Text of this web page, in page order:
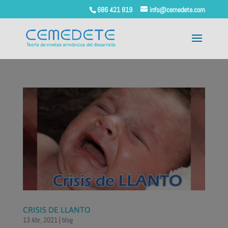
686 421 819 info@cemedete.com
CRISIS DE LLANTO
13 Abr, 2021 | blog